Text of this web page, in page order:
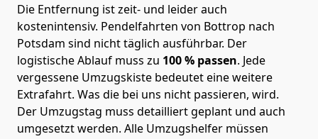
Die Entfernung ist zeit- und leider auch
kostenintensiv. Pendelfahrten von Bottrop nach
Potsdam sind nicht täglich ausführbar. Der
logistische Ablauf muss zu 100 % passen. Jede
vergessene Umzugskiste bedeutet eine weitere
Extrafahrt. Was die bei uns nicht passieren, wird.
Der Umzugstag muss detailliert geplant und auch
umgesetzt werden. Alle Umzugshelfer müssen